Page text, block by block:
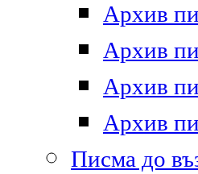
Архив
Архив
Архив
Архив
Писма до